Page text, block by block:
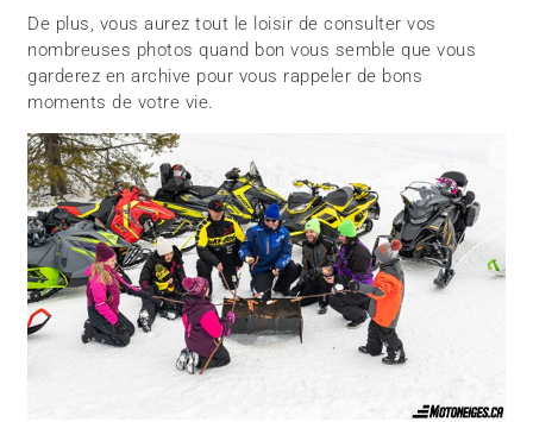
De plus, vous aurez tout le loisir de consulter vos
nombreuses photos quand bon vous semble que vous
garderez en archive pour vous rappeler de bons
moments de votre vie.